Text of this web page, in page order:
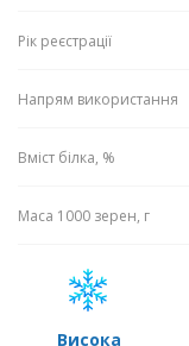
Рік реєстрації
Напрям використання
Вміст білка, %
Маса 1000 зерен, г
високa